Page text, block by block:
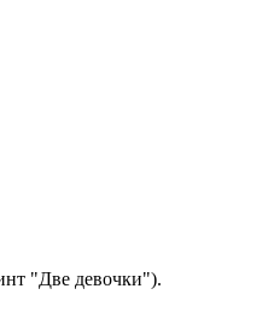
"Две девочки").